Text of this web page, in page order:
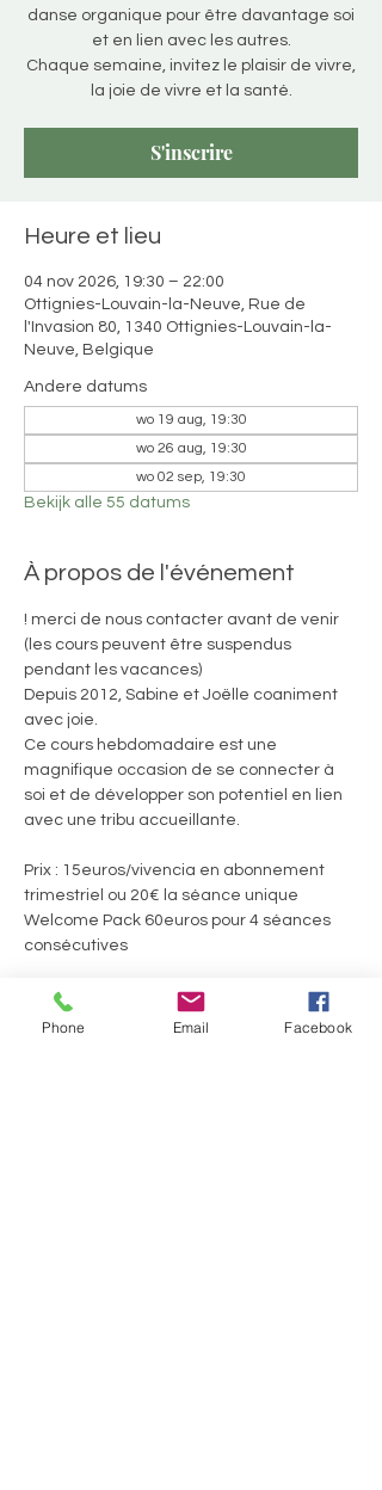
danse organique pour être davantage soi
et en lien avec les autres.
Chaque semaine, invitez le plaisir de vivre,
la joie de vivre et la santé.
S'inscrire
Heure et lieu
04 nov 2026, 19:30 – 22:00
Ottignies-Louvain-la-Neuve, Rue de
l'Invasion 80, 1340 Ottignies-Louvain-la-
Neuve, Belgique
Andere datums
wo 19 aug, 19:30
wo 26 aug, 19:30
wo 02 sep, 19:30
Bekijk alle 55 datums
À propos de l'événement
! merci de nous contacter avant de venir
(les cours peuvent être suspendus
pendant les vacances)
Depuis 2012, Sabine et Joëlle coaniment
avec joie.
Ce cours hebdomadaire est une
magnifique occasion de se connecter à
soi et de développer son potentiel en lien
avec une tribu accueillante.
Prix : 15euros/vivencia en abonnement
trimestriel ou 20€ la séance unique
Welcome Pack 60euros pour 4 séances
consécutives
Ils.Elles témoignent :
En lire plus >
Phone Email Facebook